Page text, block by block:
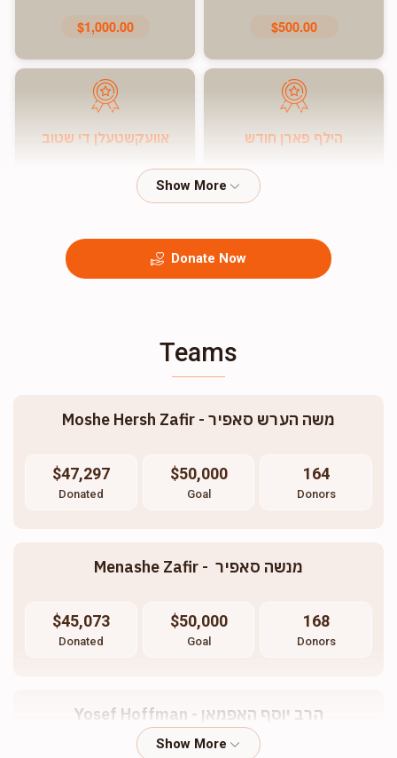
$500.00
$1,000.00
הילף פארן חודש אוועקשטעלן די שטוב
Donate Now
Teams
Moshe Hersh Zafir - משה הערש סאפיר
$47,297
Donated
$50,000
Goal
164
Donors
Menashe Zafir -  מנשה סאפיר
$45,073
Donated
$50,000
Goal
168
Donors
Yosef Hoffman - הרב יוסף האפמאן